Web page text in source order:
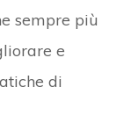
sempre più
e
di